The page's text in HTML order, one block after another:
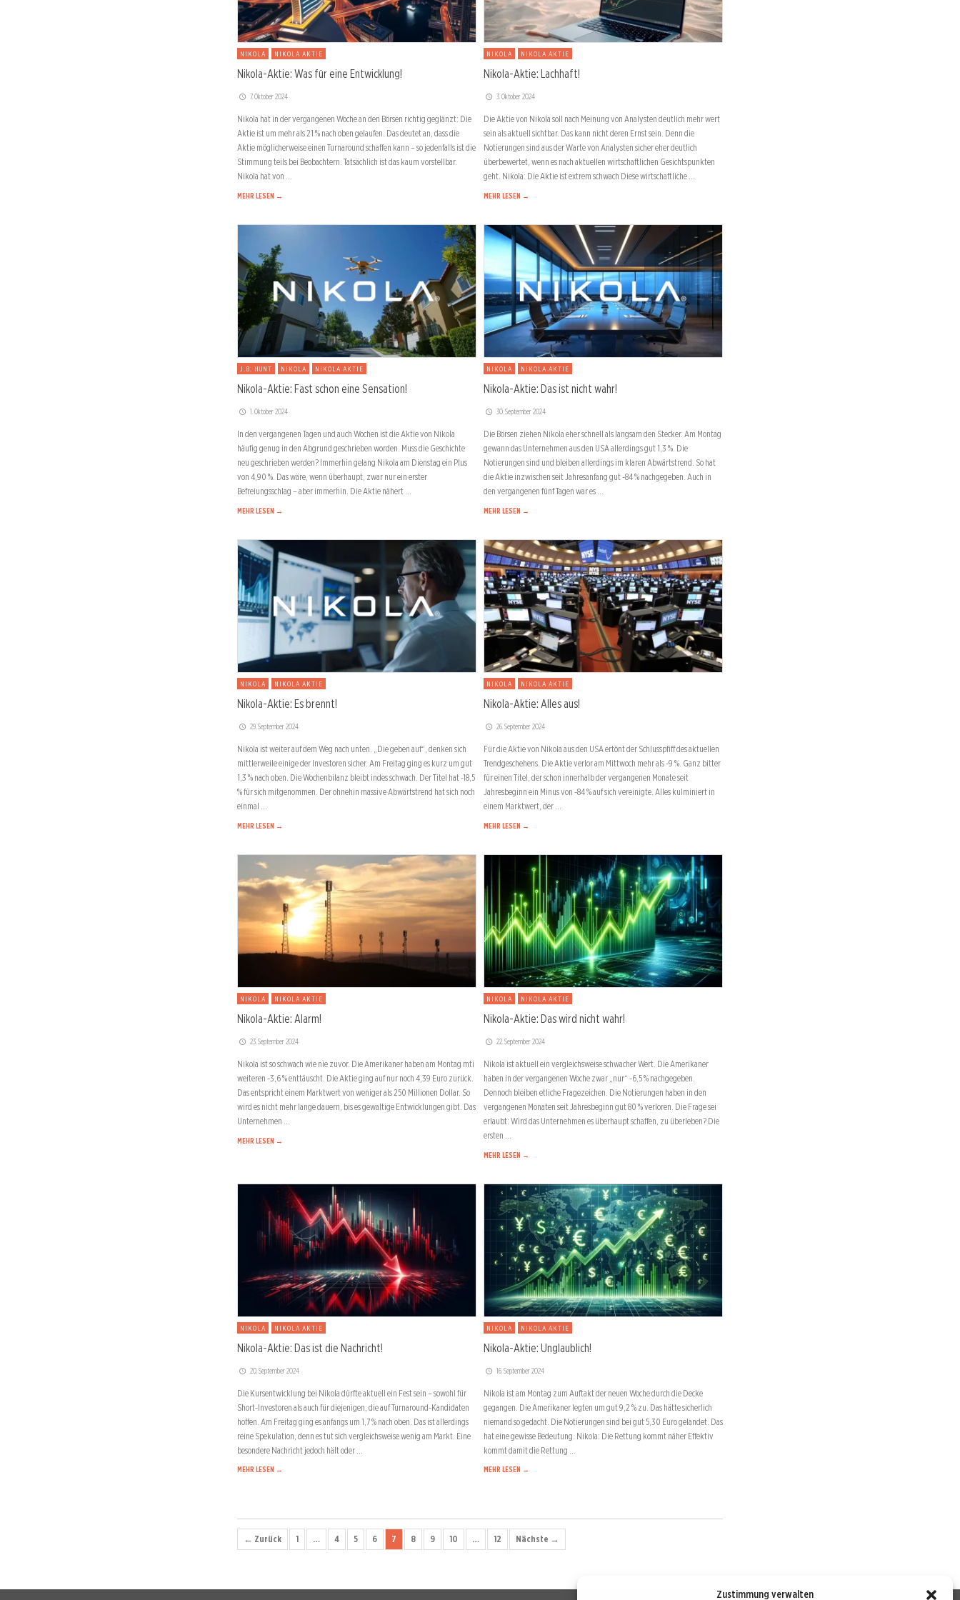
Zustimmung verwalten
NIKOLA NIKOLA AKTIE
Nikola-Aktie: Was für eine Entwicklung!
7. Oktober 2024
Nikola hat in der vergangenen Woche an den Börsen richtig geglänzt: Die
Aktie ist um mehr als 21 % nach oben gelaufen. Das deutet an, dass die
Aktie möglicherweise einen Turnaround schaffen kann – so jedenfalls ist die
Stimmung teils bei Beobachtern. Tatsächlich ist das kaum vorstellbar.
Nikola hat von …
MEHR LESEN →
NIKOLA NIKOLA AKTIE
Nikola-Aktie: Lachhaft!
3. Oktober 2024
Die Aktie von Nikola soll nach Meinung von Analysten deutlich mehr wert
sein als aktuell sichtbar. Das kann nicht deren Ernst sein. Denn die
Notierungen sind aus der Warte von Analysten sicher eher deutlich
überbewertet, wenn es nach aktuellen wirtschaftlichen Gesichtspunkten
geht. Nikola: Die Aktie ist extrem schwach Diese wirtschaftliche …
MEHR LESEN →
J.B. HUNT NIKOLA NIKOLA AKTIE
Nikola-Aktie: Fast schon eine Sensation!
1. Oktober 2024
In den vergangenen Tagen und auch Wochen ist die Aktie von Nikola
häufig genug in den Abgrund geschrieben worden. Muss die Geschichte
neu geschrieben werden? Immerhin gelang Nikola am Dienstag ein Plus
von 4,90 %. Das wäre, wenn überhaupt, zwar nur ein erster
Befreiungsschlag – aber immerhin. Die Aktie nähert …
MEHR LESEN →
NIKOLA NIKOLA AKTIE
Nikola-Aktie: Das ist nicht wahr!
30. September 2024
Die Börsen ziehen Nikola eher schnell als langsam den Stecker. Am Montag
gewann das Unternehmen aus den USA allerdings gut 1,3 %. Die
Notierungen sind und bleiben allerdings im klaren Abwärtstrend. So hat
die Aktie inzwischen seit Jahresanfang gut -84 % nachgegeben. Auch in
den vergangenen fünf Tagen war es …
MEHR LESEN →
NIKOLA NIKOLA AKTIE
Nikola-Aktie: Es brennt!
29. September 2024
Nikola ist weiter auf dem Weg nach unten. „Die geben auf“, denken sich
mittlerweile einige der Investoren sicher. Am Freitag ging es kurz um gut
1,3 % nach oben. Die Wochenbilanz bleibt indes schwach. Der Titel hat -18,5
% für sich mitgenommen. Der ohnehin massive Abwärtstrend hat sich noch
einmal …
MEHR LESEN →
NIKOLA NIKOLA AKTIE
Nikola-Aktie: Alles aus!
26. September 2024
Für die Aktie von Nikola aus den USA ertönt der Schlusspfiff des aktuellen
Trendgeschehens. Die Aktie verlor am Mittwoch mehr als -9 %. Ganz bitter
für einen Titel, der schon innerhalb der vergangenen Monate seit
Jahresbeginn ein Minus von -84 % auf sich vereinigte. Alles kulminiert in
einem Marktwert, der …
MEHR LESEN →
NIKOLA NIKOLA AKTIE
Nikola-Aktie: Alarm!
23. September 2024
Nikola ist so schwach wie nie zuvor. Die Amerikaner haben am Montag mti
weiteren -3,6 % enttäuscht. Die Aktie ging auf nur noch 4,39 Euro zurück.
Das entspricht einem Marktwert von weniger als 250 Millionen Dollar. So
wird es nicht mehr lange dauern, bis es gewaltige Entwicklungen gibt. Das
Unternehmen …
MEHR LESEN →
NIKOLA NIKOLA AKTIE
Nikola-Aktie: Das wird nicht wahr!
22. September 2024
Nikola ist aktuell ein vergleichsweise schwacher Wert. Die Amerikaner
haben in der vergangenen Woche zwar „nur“ -6,5 % nachgegeben.
Dennoch bleiben etliche Fragezeichen. Die Notierungen haben in den
vergangenen Monaten seit Jahresbeginn gut 80 % verloren. Die Frage sei
erlaubt: Wird das Unternehmen es überhaupt schaffen, zu überleben? Die
ersten …
MEHR LESEN →
NIKOLA NIKOLA AKTIE
Nikola-Aktie: Das ist die Nachricht!
20. September 2024
Die Kursentwicklung bei Nikola dürfte aktuell ein Fest sein – sowohl für
Short-Investoren als auch für diejenigen, die auf Turnaround-Kandidaten
hoffen. Am Freitag ging es anfangs um 1,7 % nach oben. Das ist allerdings
reine Spekulation, denn es tut sich vergleichsweise wenig am Markt. Eine
besondere Nachricht jedoch hält oder …
MEHR LESEN →
NIKOLA NIKOLA AKTIE
Nikola-Aktie: Unglaublich!
16. September 2024
Nikola ist am Montag zum Auftakt der neuen Woche durch die Decke
gegangen. Die Amerikaner legten um gut 9,2 % zu. Das hätte sicherlich
niemand so gedacht. Die Notierungen sind bei gut 5,30 Euro gelandet. Das
hat eine gewisse Bedeutung. Nikola: Die Rettung kommt näher Effektiv
kommt damit die Rettung …
MEHR LESEN →
← Zurück 1 … 4 5 6 7 8 9 10 … 12 Nächste →